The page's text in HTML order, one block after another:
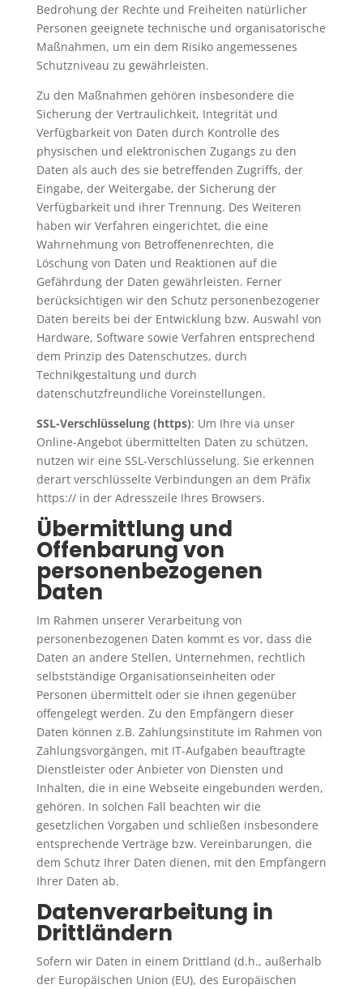
Bedrohung der Rechte und Freiheiten natürlicher
Personen geeignete technische und organisatorische
Maßnahmen, um ein dem Risiko angemessenes
Schutzniveau zu gewährleisten.
Zu den Maßnahmen gehören insbesondere die
Sicherung der Vertraulichkeit, Integrität und
Verfügbarkeit von Daten durch Kontrolle des
physischen und elektronischen Zugangs zu den
Daten als auch des sie betreffenden Zugriffs, der
Eingabe, der Weitergabe, der Sicherung der
Verfügbarkeit und ihrer Trennung. Des Weiteren
haben wir Verfahren eingerichtet, die eine
Wahrnehmung von Betroffenenrechten, die
Löschung von Daten und Reaktionen auf die
Gefährdung der Daten gewährleisten. Ferner
berücksichtigen wir den Schutz personenbezogener
Daten bereits bei der Entwicklung bzw. Auswahl von
Hardware, Software sowie Verfahren entsprechend
dem Prinzip des Datenschutzes, durch
Technikgestaltung und durch
datenschutzfreundliche Voreinstellungen.
SSL-Verschlüsselung (https): Um Ihre via unser
Online-Angebot übermittelten Daten zu schützen,
nutzen wir eine SSL-Verschlüsselung. Sie erkennen
derart verschlüsselte Verbindungen an dem Präfix
https:// in der Adresszeile Ihres Browsers.
Übermittlung und
Offenbarung von
personenbezogenen
Daten
Im Rahmen unserer Verarbeitung von
personenbezogenen Daten kommt es vor, dass die
Daten an andere Stellen, Unternehmen, rechtlich
selbstständige Organisationseinheiten oder
Personen übermittelt oder sie ihnen gegenüber
offengelegt werden. Zu den Empfängern dieser
Daten können z.B. Zahlungsinstitute im Rahmen von
Zahlungsvorgängen, mit IT-Aufgaben beauftragte
Dienstleister oder Anbieter von Diensten und
Inhalten, die in eine Webseite eingebunden werden,
gehören. In solchen Fall beachten wir die
gesetzlichen Vorgaben und schließen insbesondere
entsprechende Verträge bzw. Vereinbarungen, die
dem Schutz Ihrer Daten dienen, mit den Empfängern
Ihrer Daten ab.
Datenverarbeitung in
Drittländern
Sofern wir Daten in einem Drittland (d.h., außerhalb
der Europäischen Union (EU), des Europäischen